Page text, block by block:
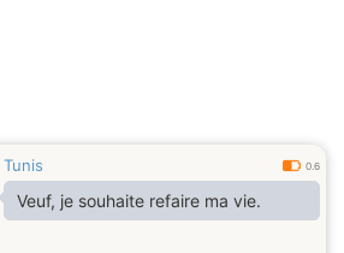
Tunis 0.6
Veuf, je souhaite refaire ma vie.